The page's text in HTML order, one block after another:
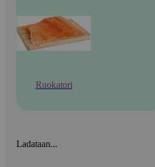
Ruokatori
Ladataan...